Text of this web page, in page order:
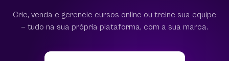
Crie, venda e gerencie cursos online ou treine sua equipe
— tudo na sua própria plataforma, com a sua marca.